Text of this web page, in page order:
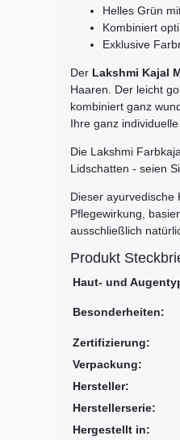
Helles Grün
Kombiniert
Exklusive
Der Lakshmi Kajal
Haaren. Der leicht
kombiniert ganz
Ihre ganz
Die Lakshmi
Lidschatten - seien
Dieser ayurvedische
Pflegewirkung,
ausschließlich
Produkt
Haut- und
Besonderheiten:
Zertifizierung:
Verpackung:
Hersteller:
Herstellerserie:
Hergestellt in: